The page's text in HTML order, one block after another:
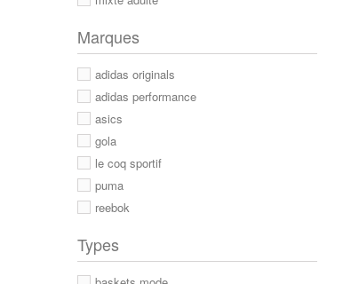
Marques
adidas originals
adidas performance
asics
gola
le coq sportif
puma
reebok
Types